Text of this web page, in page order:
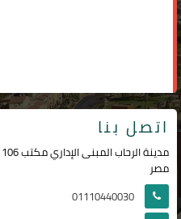
اتصل بنا
مصر
01110440030